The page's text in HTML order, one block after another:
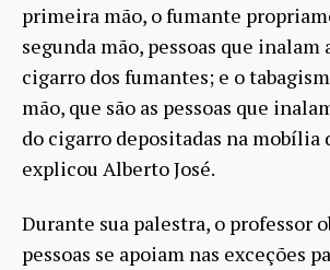
primeira mão, o fumante
segunda mão, pessoas que inalam
cigarro dos fumantes; e o
mão, que são as pessoas que
do cigarro depositadas na mobília
explicou Alberto José.
Durante sua palestra, o professor
pessoas se apoiam nas exceções